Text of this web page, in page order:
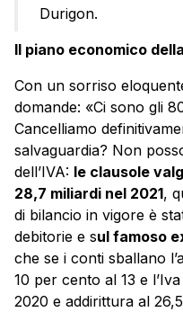
Durigon.
Il piano economico
Con un sorriso
domande: «Ci sono gli
Cancelliamo
salvaguardia? Non
dell’IVA: le clausole
28,7 miliardi nel 2021,
di bilancio in vigore è
debitorie e sul famoso
che se i conti sballano
10 per cento al 13 e
2020 e addirittura al